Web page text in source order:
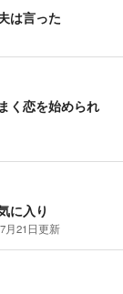
は言った
く恋を始められ
に入り
月21日更新